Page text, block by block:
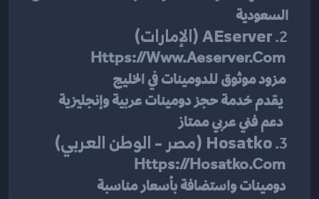
السعودية
2. AEserver (الإمارات)
Https://www.aeserver.com
مزود موثوق للدومينات في الخليج
  يقدم خدمة حجز دومينات عربية وإنجليزية
  دعم فني عربي ممتاز
3. Hosatko (مصر – الوطن العربي)
Https://hosatko.com
دومينات واستضافة بأسعار مناسبة